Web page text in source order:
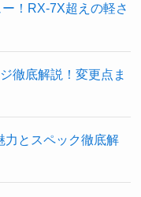
！RX-7X超えの軽さ
徹底解説！変更点ま
力とスペック徹底解